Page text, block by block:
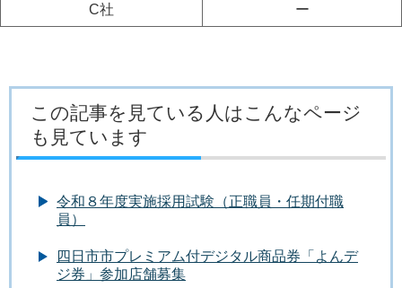
C社 ー
この記事を見ている人はこんなページ
も見ています
令和８年度実施採用試験（正職員・任期付職
員）
四日市市プレミアム付デジタル商品券「よんデ
ジ券」参加店舗募集